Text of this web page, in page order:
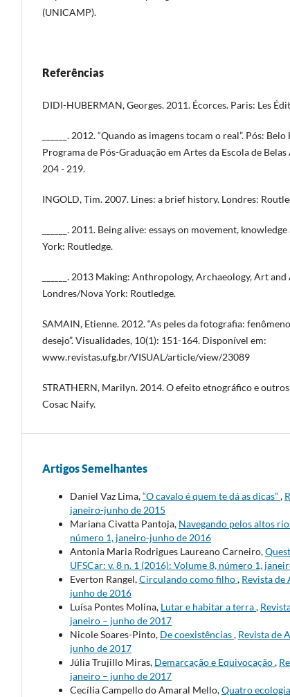
(UNICAMP).
Referências
DIDI-HUBERMAN, Georges. 2011. Écorces. Paris: Les
______. 2012. “Quando as imagens tocam o real”. Pós:
Programa de Pós-Graduação em Artes da Escola de
204 - 219.
INGOLD, Tim. 2007. Lines: a brief history. Londres:
______. 2011. Being alive: essays on movement,
York: Routledge.
______. 2013 Making: Anthropology, Archaeology, Art
Londres/Nova York: Routledge.
SAMAIN, Etienne. 2012. “As peles da fotografia:
desejo”. Visualidades, 10(1): 151-164. Disponível em:
www.revistas.ufg.br/VISUAL/article/view/23089
STRATHERN, Marilyn. 2014. O efeito etnográfico e outros
Cosac Naify.
Artigos Semelhantes
Daniel Vaz Lima,“O cavalo é quem te dá as dicas”,
janeiro-junho de 2015
Mariana Civatta Pantoja, Navegando pelos altos
número 1, janeiro-junho de 2016
Antonia Maria Rodrigues Laureano Carneiro,
UFSCar: v. 8 n. 1 (2016): Volume 8, número 1,
Everton Rangel,Circulando como filho, Revista de
junho de 2016
Luísa Pontes Molina, Lutar e habitar a terra,
janeiro – junho de 2017
Nicole Soares-Pinto, De coexistências, Revista de
junho de 2017
Júlia Trujillo Miras, Demarcação e Equivocação,
janeiro – junho de 2017
Cecília Campello do Amaral Mello,Quatro